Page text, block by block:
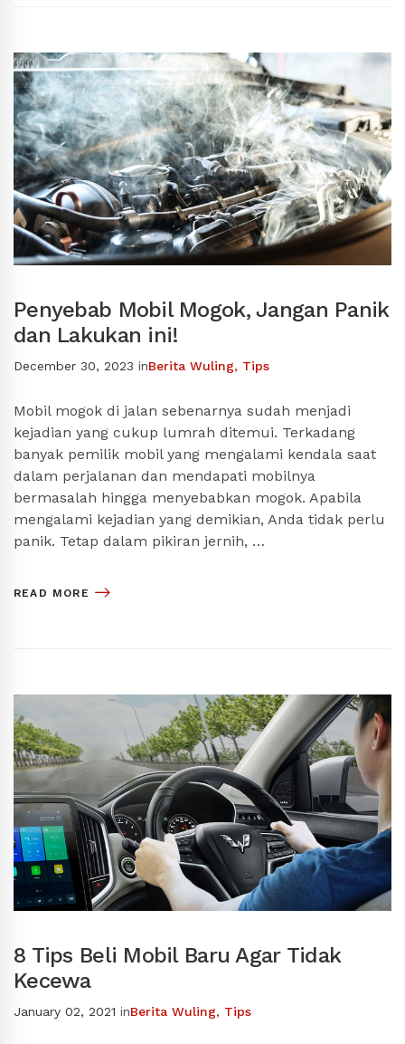
Penyebab Mobil Mogok, Jangan Panik
dan Lakukan ini!
December 30, 2023 inBerita Wuling, Tips
Mobil mogok di jalan sebenarnya sudah menjadi
kejadian yang cukup lumrah ditemui. Terkadang
banyak pemilik mobil yang mengalami kendala saat
dalam perjalanan dan mendapati mobilnya
bermasalah hingga menyebabkan mogok. Apabila
mengalami kejadian yang demikian, Anda tidak perlu
panik. Tetap dalam pikiran jernih, …
READ MORE
8 Tips Beli Mobil Baru Agar Tidak
Kecewa
January 02, 2021 inBerita Wuling, Tips